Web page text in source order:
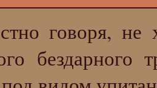
говоря, не
бездарного